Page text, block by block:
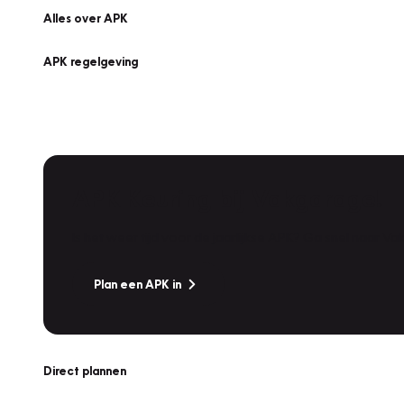
Alles over APK
APK regelgeving
Plan een APK in
Direct plannen